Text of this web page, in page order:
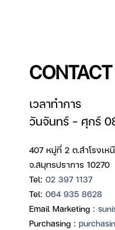
เวลาทำการ
วันจันทร์ – ศุกร์
407 หมู่ที่ 2 ต.สำโรงเห
จ.สมุทรปราการ 10270
Tel: 02 397 1137
Tel: 064 935 8628
Email Marketing :
Purchasing :